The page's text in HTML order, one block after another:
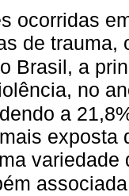
ocorridas
de trauma,
Brasil, a
no
a
exposta